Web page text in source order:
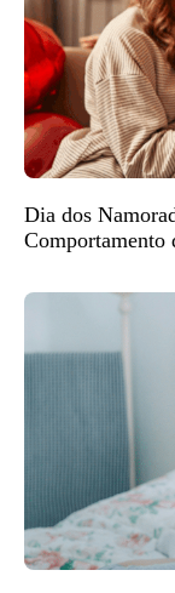
Dia dos
Comportamento